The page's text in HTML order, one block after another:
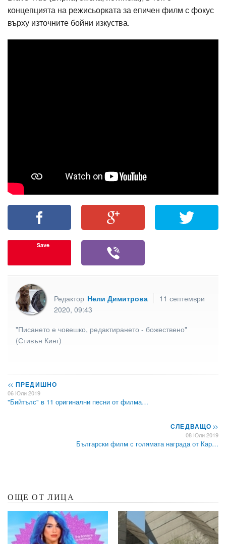
концепцията на режисьорката за епичен филм с фокус
върху източните бойни изкуства.
Save
Редактор Нели Димитрова
11 септември
2020, 09:43
"Писането е човешко, редактирането - божествено"
(Стивън Кинг)
<< ПРЕДИШНО
06 Юли 2019
"Бийтълс" в 11 оригинални песни от филма…
СЛЕДВАЩО>>
08 Юли 2019
Български филм с голямата награда от Кар…
ОЩЕ ОТ ЛИЦА